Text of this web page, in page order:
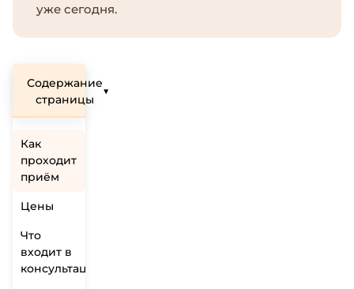
уже сегодня.
Содержание
страницы
▼
Как
проходит
приём
Цены
Что
входит в
консультацию